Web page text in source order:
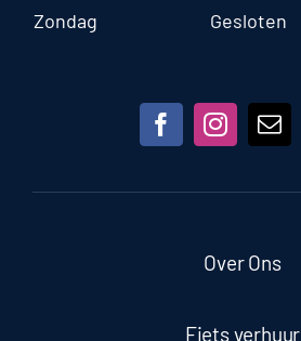
Zondag
Gesloten
Over Ons
Fiets verhuur